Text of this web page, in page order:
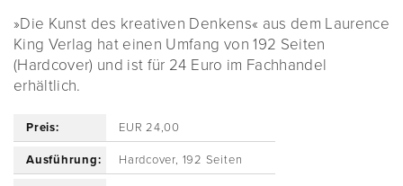
»Die Kunst des kreativen Denkens« aus dem Laurence
King Verlag hat einen Umfang von 192 Seiten
(Hardcover) und ist für 24 Euro im Fachhandel
erhältlich.
Preis: EUR 24,00
Ausführung: Hardcover, 192 Seiten